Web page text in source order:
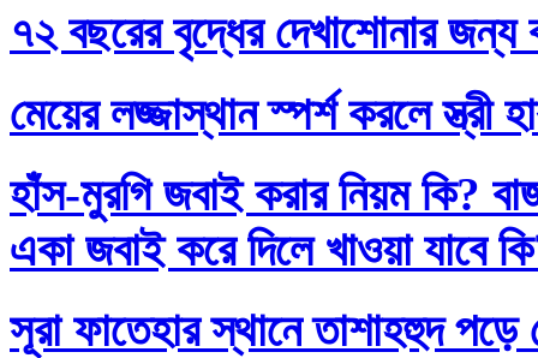
৭২ বছরের বৃদ্ধের দেখাশোনার জন্য
মেয়ের লজ্জাস্থান স্পর্শ করলে স্ত্রী
হাঁস-মুরগি জবাই করার নিয়ম কি?
একা জবাই করে দিলে খাওয়া যাবে
সূরা ফাতেহার স্থানে তাশাহহুদ